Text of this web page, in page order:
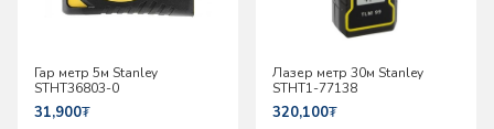
Гар метр 5м Stanley
STHT36803-0
31,900₮
Лазер метр 30м Stanley
STHT1-77138
320,100₮